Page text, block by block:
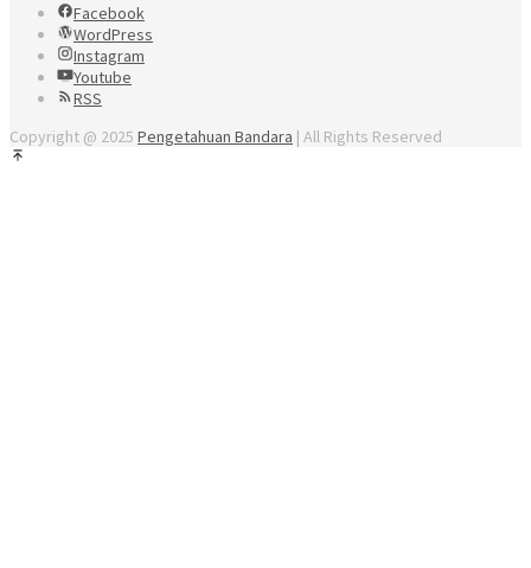
Facebook
WordPress
Instagram
Youtube
RSS
Copyright @ 2025 Pengetahuan Bandara | All Rights Reserved